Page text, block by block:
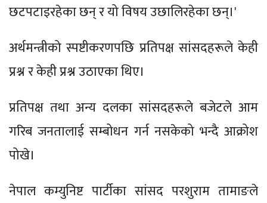
छटपटाइरहेका छन् र यो विषय उछालिरहेका छन्।'
अर्थमन्त्रीको स्पष्टीकरणपछि प्रतिपक्ष सांसदहरूले केही
प्रश्न र केही प्रश्न उठाएका थिए।
प्रतिपक्ष तथा अन्य दलका सांसदहरूले बजेटले आम
गरिब जनतालाई सम्बोधन गर्न नसकेको भन्दै आक्रोश
पोखे।
नेपाल कम्युनिष्ट पार्टीका सांसद परशुराम तामाङले